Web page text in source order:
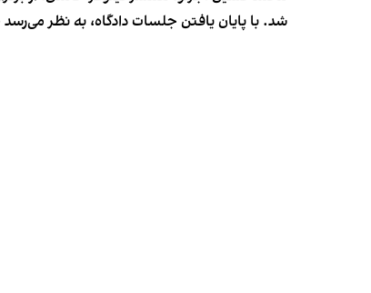
شد. با پایان یافتن جلسات دادگاه، به نظر